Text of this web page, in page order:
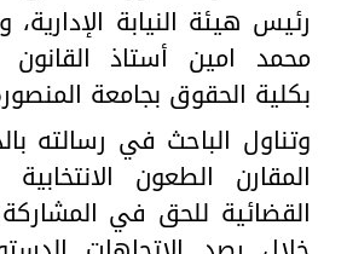
رئيس هيئة النيابة
محمد امين أستاذ القانون
بكلية الحقوق بجامعة
وتناول الباحث في رسالته
المقارن الطعون الانتخابية
القضائية للحق في